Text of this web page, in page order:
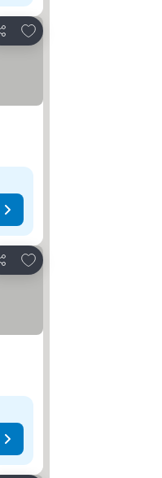
Adicionar aos favoritos
Adicionar aos favoritos